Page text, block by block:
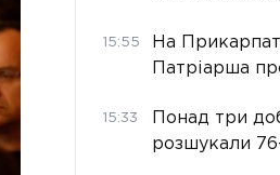
15:55
На
Патріарша
15:33
Понад три
розшукали